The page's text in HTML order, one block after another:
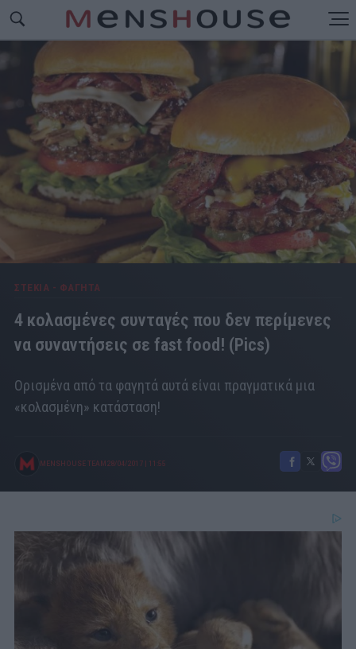
ΣΤΕΚΙΑ - ΦΑΓΗΤΑ
4 κολασμένες συνταγές που δεν περίμενες
να συναντήσεις σε fast food! (Pics)
Ορισμένα από τα φαγητά αυτά είναι πραγματικά μια
«κολασμένη» κατάσταση!
MENSHOUSE TEAM 28/04/2017 11:55